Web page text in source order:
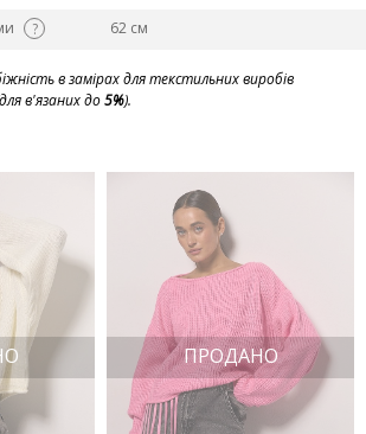
? 62 см
в замірах для текстильних виробів
в'язаних до5%).
ПРОДАНО